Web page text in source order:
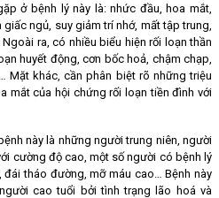
bệnh lý này là: nhức đầu, hoa mắt,
ngủ, suy giảm trí nhớ, mất tập trung,
ra, có nhiều biểu hiện rối loạn thần
huyết động, cơn bốc hoả, chậm chạp,
Mặt khác, cần phân biệt rõ những triệu
mắt của hội chứng rối loạn tiền đình với
này là những người trung niên, người
cường độ cao, một số người có bệnh lý
tháo đường, mỡ máu cao… Bệnh này
cao tuổi bởi tình trạng lão hoá và